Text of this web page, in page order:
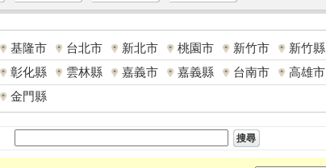
基隆市 台北市 新北市 桃園市 新竹市 新竹縣
彰化縣
雲林縣 嘉義市 嘉義縣 台南市 高雄市
金門縣